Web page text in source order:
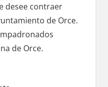
desee contraer
dе Orce.
dе Orce.